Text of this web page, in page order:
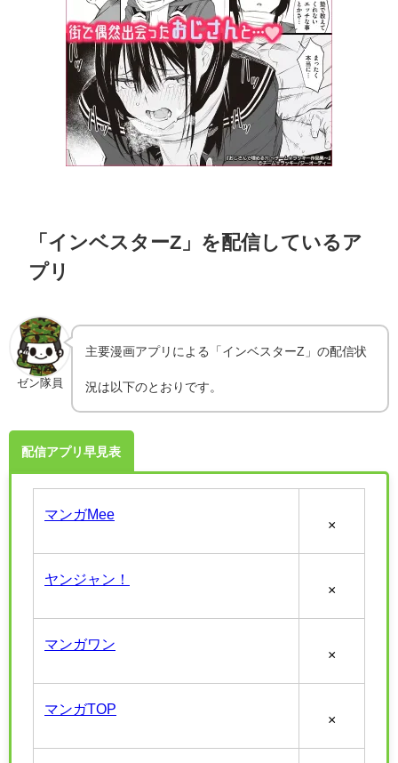
「インベスターZ」を配信しているア
プリ
ゼン隊員
主要漫画アプリによる「インベスターZ」の配信状
況は以下のとおりです。
配信アプリ早見表
マンガMee
×
ヤンジャン！
×
マンガワン
×
マンガTOP
×